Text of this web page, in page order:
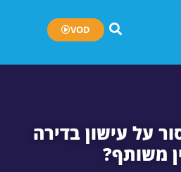
VOD
על עישון בדירה
משותף?